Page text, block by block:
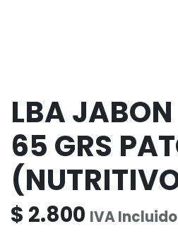
LBA
65 GRS
$ 2.800 IVA Incluido